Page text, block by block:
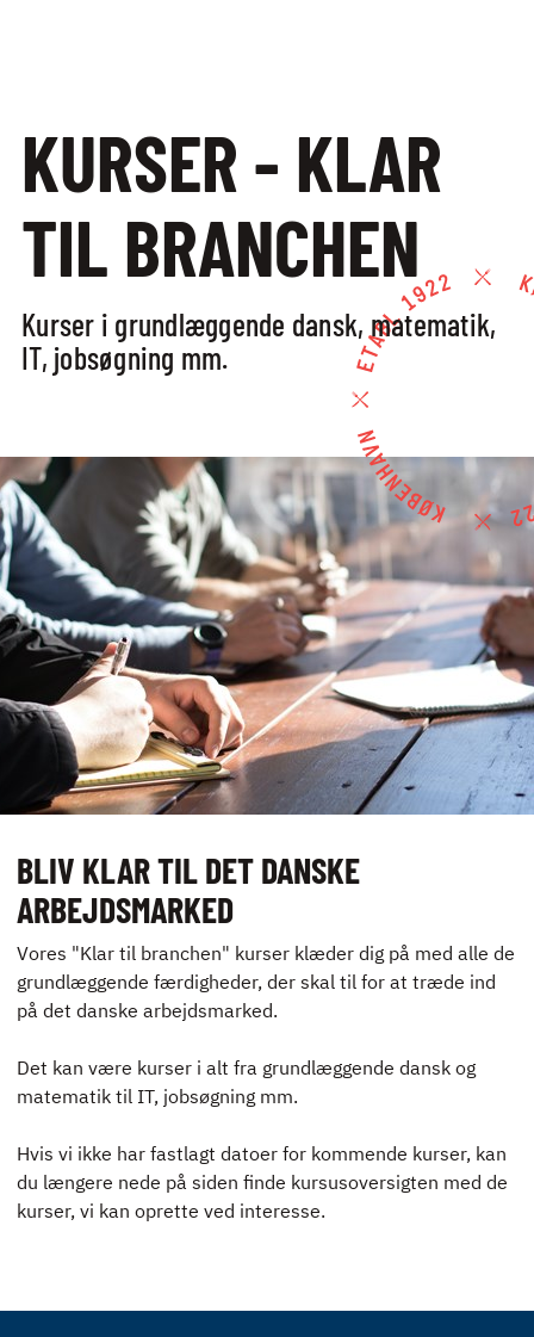
EFTERUDDANNELSE
OG KURSER
ALLE KURSER
EFTER­UDDANNELSER
FULLSERVICE
VINAKADEMIET
UDLEJNING OG
EVENTS
VIRKSOMHEDS­
KURSER
KONTAKT
NYHEDER
JOBBØRS
FOR VIRKSOMHEDER
ELEVINTRA (LOGIN)
ENGLISH
KURSER - KLAR
TIL BRANCHEN
Kurser i grundlæggende dansk, matematik,
IT, jobsøgning mm.
BLIV KLAR TIL DET DANSKE
ARBEJDSMARKED
Vores "Klar til branchen" kurser klæder dig på med alle de
grundlæggende færdigheder, der skal til for at træde ind
på det danske arbejdsmarked.
Det kan være kurser i alt fra grundlæggende dansk og
matematik til IT, jobsøgning mm.
Hvis vi ikke har fastlagt datoer for kommende kurser, kan
du længere nede på siden finde kursusoversigten med de
kurser, vi kan oprette ved interesse.